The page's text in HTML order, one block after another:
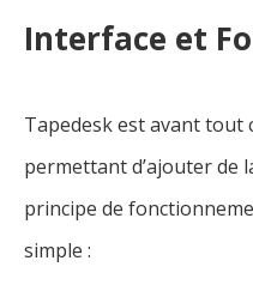
Interface et
Tapedesk est avant tout
permettant d’ajouter de
principe de
simple :